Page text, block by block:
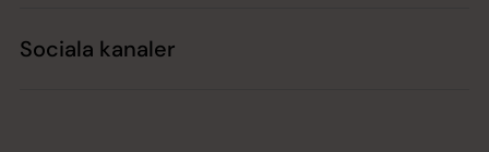
Sociala kanaler